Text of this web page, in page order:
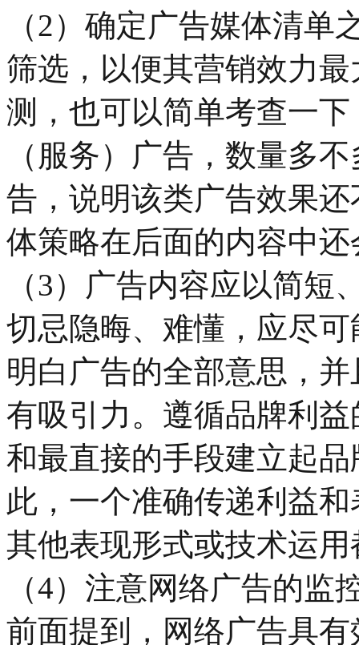
（2）确定广告媒体清
筛选，以便其营销效力
测，也可以简单考查一
（服务）广告，数量多
告，说明该类广告效果
体策略在后面的内容中
（3）广告内容应以简
切忌隐晦、难懂，应尽
明白广告的全部意思，
有吸引力。遵循品牌利
和最直接的手段建立起
此，一个准确传递利益
其他表现形式或技术运
（4）注意网络广告的
前面提到，网络广告具